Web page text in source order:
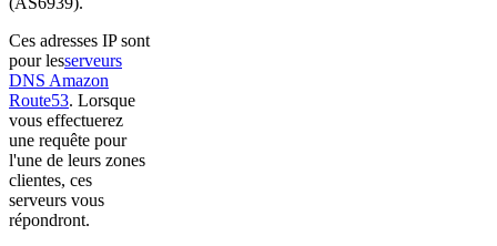
Ces adresses IP sont
pour lesserveurs
DNS Amazon
Route53. Lorsque
vous effectuerez
une requête pour
l'une de leurs zones
clientes, ces
serveurs vous
répondront.